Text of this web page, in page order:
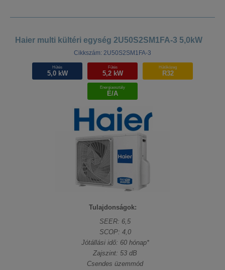
Haier multi kültéri egység 2U50S2SM1FA-3 5,0kW
Cikkszám: 2U50S2SM1FA-3
Hűtés
5,0 kW
Fűtés
5,2 kW
Hűtőközeg
R32
Energiaosztály
E/A
Tulajdonságok:
SEER: 6,5
SCOP: 4,0
Jótállási idő: 60 hónap*
Zajszint: 53 dB
Csendes üzemmód